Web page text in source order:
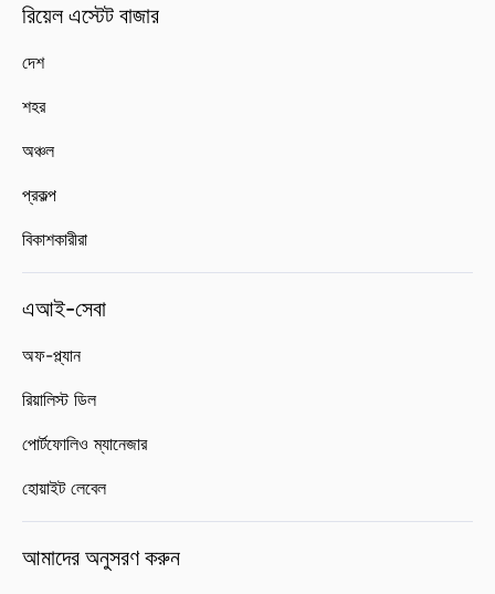
রিয়েল এস্টেট বাজার
দেশ
শহর
অঞ্চল
প্রকল্প
বিকাশকারীরা
এআই-সেবা
অফ-প্ল্যান
রিয়ালিস্ট ডিল
পোর্টফোলিও ম্যানেজার
হোয়াইট লেবেল
আমাদের অনুসরণ করুন